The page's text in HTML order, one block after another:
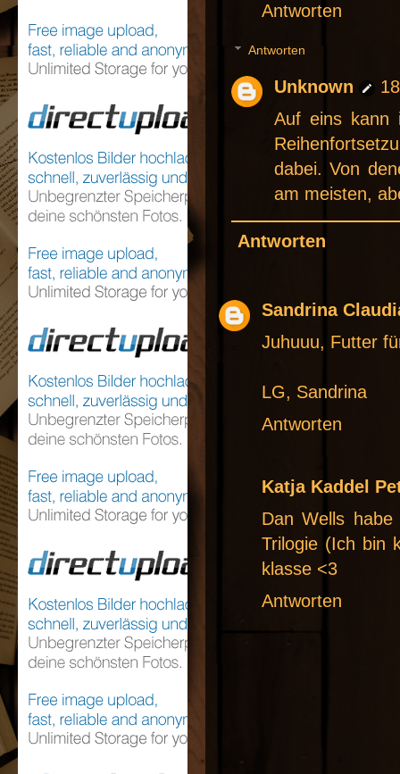
Antworten
Antworten
Unknown
Auf eins kann
dabei. Von
am meisten,
Antworten
Sandrina
Juhuuu, Futter
LG, Sandrina
Antworten
Katja Kaddel
Dan Wells
Trilogie (Ich bin
klasse <3
Antworten